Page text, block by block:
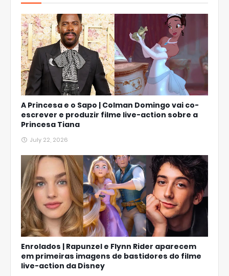
A Princesa e o Sapo | Colman Domingo vai co-
escrever e produzir filme live-action sobre a
Princesa Tiana
July 22, 2026
Enrolados | Rapunzel e Flynn Rider aparecem
em primeiras imagens de bastidores do filme
live-action da Disney